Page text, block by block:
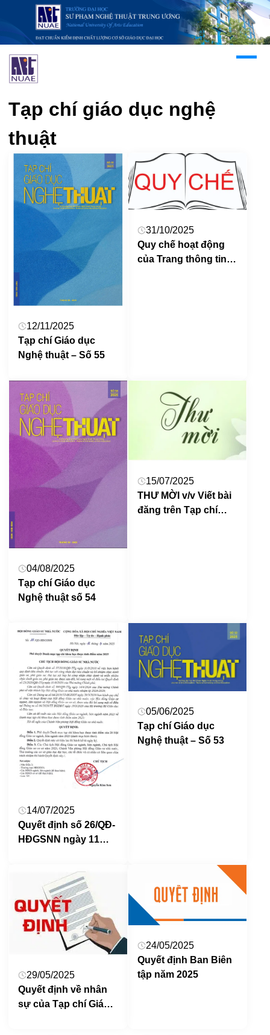
Tạp chí giáo dục nghệ
thuật
12/11/2025
Tạp chí Giáo dục
Nghệ thuật – Số 55
31/10/2025
Quy chế hoạt động
của Trang thông tin
04/08/2025
Tạp chí Giáo dục
Nghệ thuật số 54
15/07/2025
THƯ MỜI v/v Viết bài
đăng trên Tạp chí
14/07/2025
Quyết định số 26/QĐ-
HĐGSNN ngày 11
tạp chí khoa học
được tính điểm năm
2025
05/06/2025
Tạp chí Giáo dục
Nghệ thuật – Số 53
29/05/2025
Quyết định về nhân
sự của Tạp chí Giáo
24/05/2025
Quyết định Ban Biên
tập năm 2025